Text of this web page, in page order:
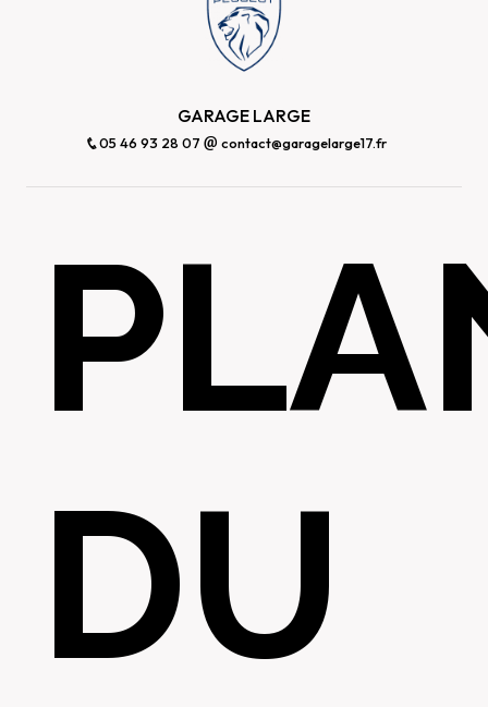
GARAGE LARGE
05 46 93 28 07 contact@garagelarge17.fr
DU